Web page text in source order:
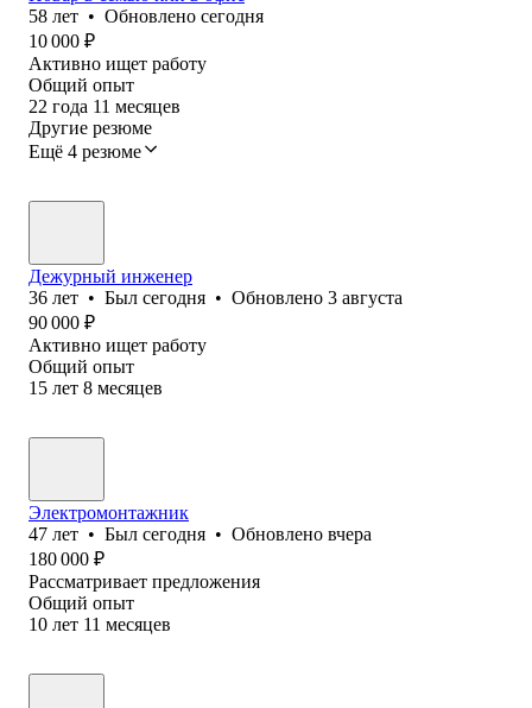
58 лет • Обновлено сегодня
10 000 ₽
Активно ищет работу
Общий опыт
22 года 11 месяцев
Другие резюме
Ещё 4 резюме
Дежурный инженер
36 лет • Был сегодня • Обновлено 3 августа
90 000 ₽
Активно ищет работу
Общий опыт
15 лет 8 месяцев
Электромонтажник
47 лет • Был сегодня • Обновлено вчера
180 000 ₽
Рассматривает предложения
Общий опыт
10 лет 11 месяцев